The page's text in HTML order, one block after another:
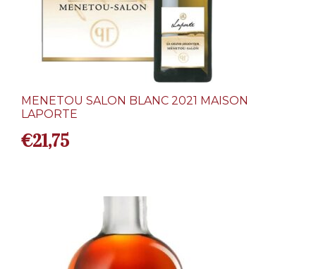
MENETOU SALON BLANC 2021 MAISON
LAPORTE
€21,75